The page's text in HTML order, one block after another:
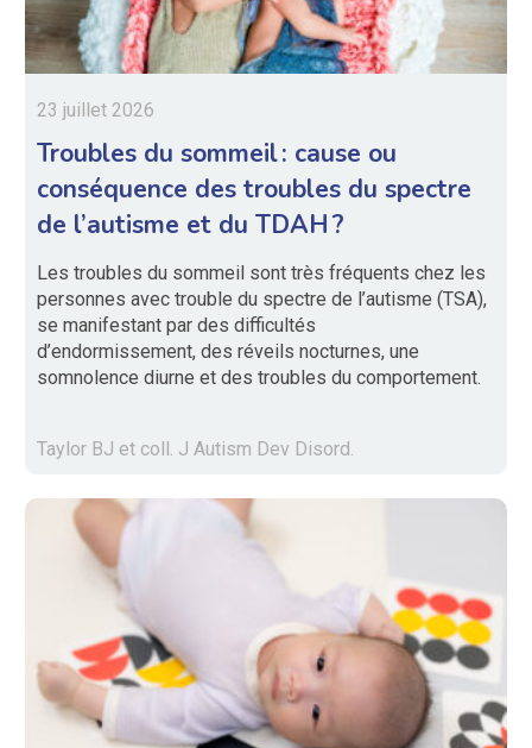
23 juillet 2026
Troubles du sommeil : cause ou
conséquence des troubles du spectre
de l’autisme et du TDAH ?
Les troubles du sommeil sont très fréquents chez les
personnes avec trouble du spectre de l’autisme (TSA),
se manifestant par des difficultés
d’endormissement, des réveils nocturnes, une
somnolence diurne et des troubles du comportement.
Taylor BJ et coll. J Autism Dev Disord.